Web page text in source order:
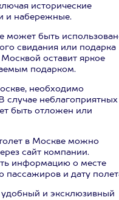
исторические
и набережные.
может быть
свидания или подарка
оставит яркое
подарком.
необходимо
случае неблагоприятных
быть отложен или
в Москве можно
сайт компании.
информацию о месте
пассажиров и дату
удобный и эксклюзивный